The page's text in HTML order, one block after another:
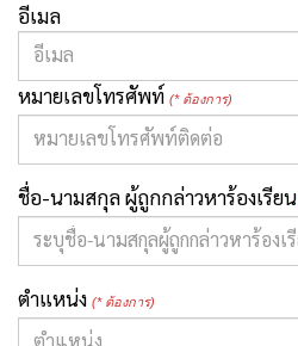
อีเมล
หมายเลขโทรศัพท์ (* ต้องการ)
ชื่อ-นามสกุล ผู้ถูกกล่าวหาร้องเรียน
ตำแหน่ง (* ต้องการ)